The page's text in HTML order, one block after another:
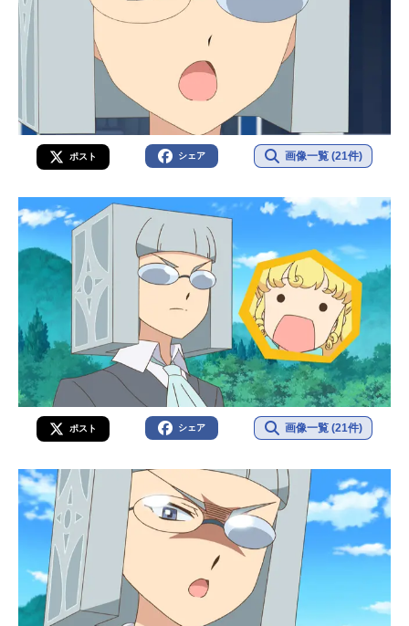
ポスト シェア 画像一覧 (21件)
ポスト シェア 画像一覧 (21件)